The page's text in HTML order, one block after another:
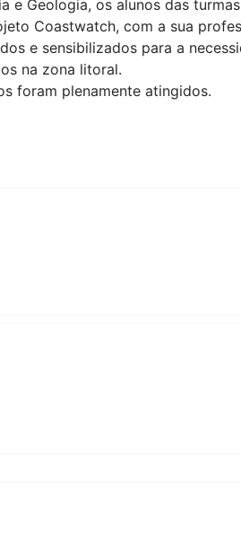
e Geologia, os alunos das
Coastwatch, com a sua
e sensibilizados para a
na zona litoral.
foram plenamente atingidos.